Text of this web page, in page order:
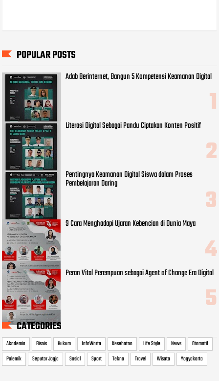
POPULAR POSTS
Adab Berinternet, Bangun 5 Kompetensi Keamanan Digital
Literasi Digital Sebagai Pandu Ciptakan Konten Positif
Pentingnya Keamanan Digital Siswa dalam Proses
Pembelajaran Daring
9 Cara Menghadapi Ujaran Kebencian di Dunia Maya
Peran Vital Perempuan sebagai Agent of Change Era Digital
CATEGORIES
Akademia Bisnis Hukum InfoWarta Kesehatan Life Style News
Otomotif
Polemik
Seputar Jogja Sosial Sport Tekno Travel Wisata Yogyakarta